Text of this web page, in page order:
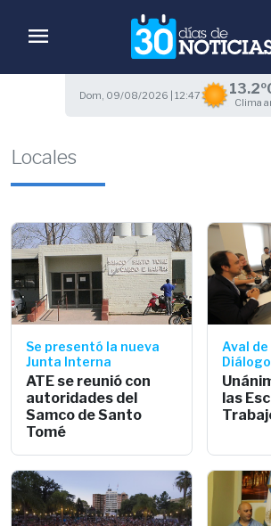
menu
Dom, 09/08/2026 | 12:47
Clima
Locales
Se presentó la nueva
Junta Interna
ATE se reunió con
autoridades del
Samco de Santo
Tomé
Aval
las